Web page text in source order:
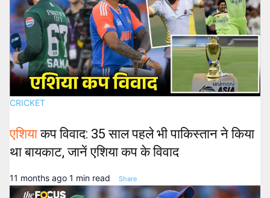
CRICKET
एशियाकप विवाद: 35 साल पहले भी पाकिस्तान ने किया
था बायकाट, जानें एशिया कप के विवाद
11 months ago 1 min read Share